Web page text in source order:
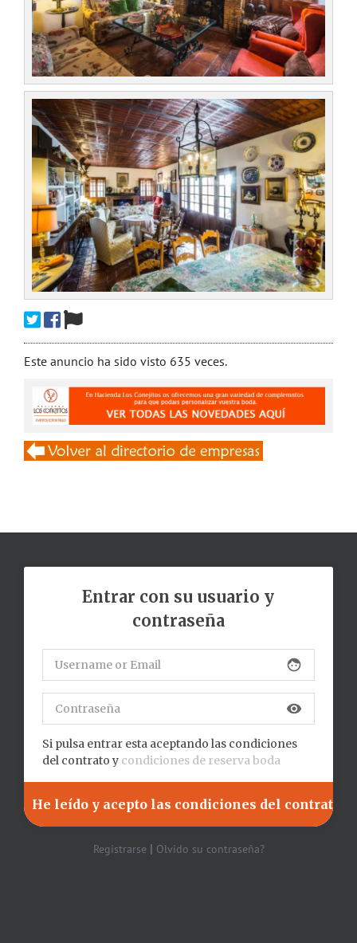
Este anuncio ha sido visto 635 veces.
Entrar con su usuario y
contraseña
face
visibility
Si pulsa entrar esta aceptando las condiciones
del contrato y condiciones de reserva boda
Registrarse| Olvido su contraseña?